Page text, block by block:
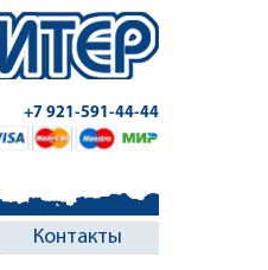
+7 921-591-44-44
Контакты